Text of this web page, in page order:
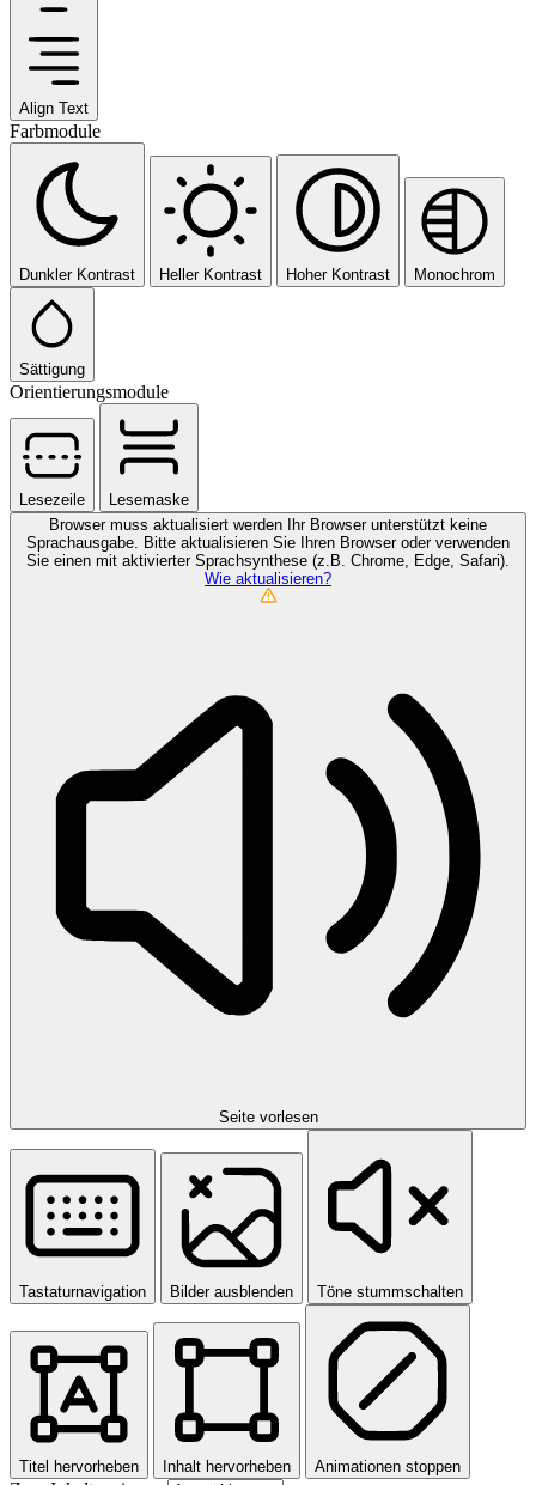
Align Text
Farbmodule
Dunkler Kontrast Heller Kontrast Hoher Kontrast Monochrom
Sättigung
Orientierungsmodule
Lesezeile
Lesemaske
Browser muss aktualisiert werden
Ihr Browser unterstützt keine
Sprachausgabe. Bitte aktualisieren Sie Ihren Browser oder verwenden
Sie einen mit aktivierter Sprachsynthese (z.B. Chrome, Edge, Safari).
Wie aktualisieren?
Seite vorlesen
Tastaturnavigation Bilder ausblenden Töne stummschalten
Titel hervorheben Inhalt hervorheben Animationen stoppen